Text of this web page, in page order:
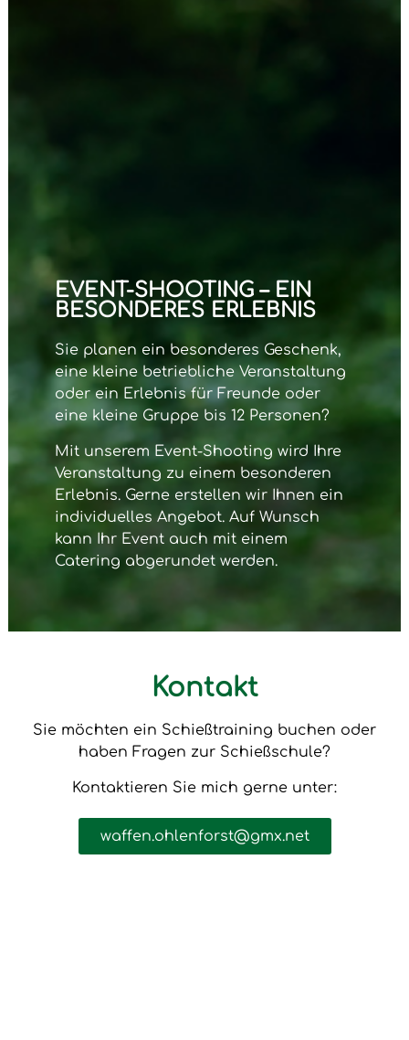
EVENT-SHOOTING – EIN
BESONDERES ERLEBNIS
Sie planen ein besonderes Geschenk,
eine kleine betriebliche Veranstaltung
oder ein Erlebnis für Freunde oder
eine kleine Gruppe bis 12 Personen?
Mit unserem Event-Shooting wird Ihre
Veranstaltung zu einem besonderen
Erlebnis. Gerne erstellen wir Ihnen ein
individuelles Angebot. Auf Wunsch
kann Ihr Event auch mit einem
Catering abgerundet werden.
Kontakt
Sie möchten ein Schießtraining buchen oder
haben Fragen zur Schießschule?
Kontaktieren Sie mich gerne unter:
waffen.ohlenforst@gmx.net